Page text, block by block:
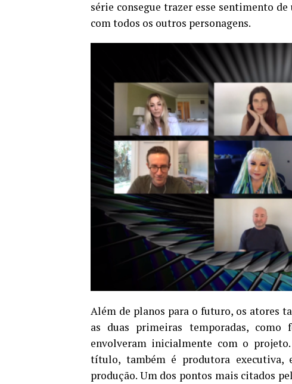
série consegue trazer esse sentimento
com todos os outros personagens.
Além de planos para o futuro, os atores
as duas primeiras temporadas,
envolveram inicialmente com o
título, também é produtora
produção. Um dos pontos mais citados